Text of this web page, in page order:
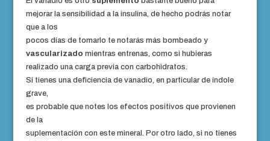
mejorar la sensibilidad a la insulina, de hecho podrás notar
que a los
pocos días de tomarlo te notarás más bombeado y
vascularizado mientras entrenas, como si hubieras
realizado una carga previa con carbohidratos.
Si tienes una deficiencia de vanadio, en particular de índole
grave,
es probable que notes los efectos positivos que provienen
de la
suplementación con este mineral. Por otro lado, si no tienes